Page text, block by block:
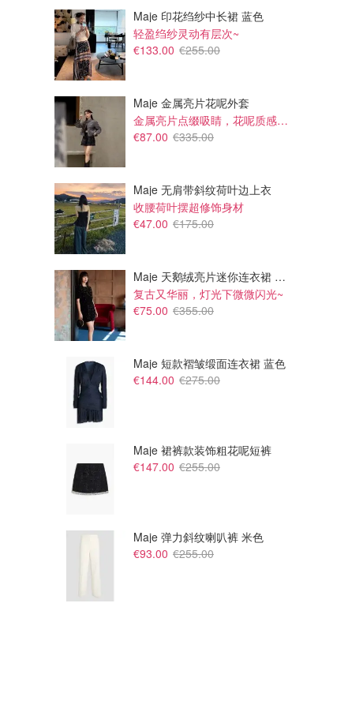
£235.00 £290.00
Burberry 大logo羊毛围巾
€382.20 €490.00
Burberry 羊绒格纹围巾
Maje 印花绉纱中长裙 蓝色
轻盈绉纱灵动有层次~
€133.00 €255.00
Maje 金属亮片花呢外套
金属亮片点缀吸睛，花呢质感高级又显贵
€87.00 €335.00
Maje 无肩带斜纹荷叶边上衣
收腰荷叶摆超修饰身材
€47.00 €175.00
Maje 天鹅绒亮片迷你连衣裙 黑色
复古又华丽，灯光下微微闪光~
€75.00 €355.00
Maje 短款褶皱缎面连衣裙 蓝色
€144.00 €275.00
Maje 裙裤款装饰粗花呢短裤
€147.00 €255.00
Maje 弹力斜纹喇叭裤 米色
€93.00 €255.00